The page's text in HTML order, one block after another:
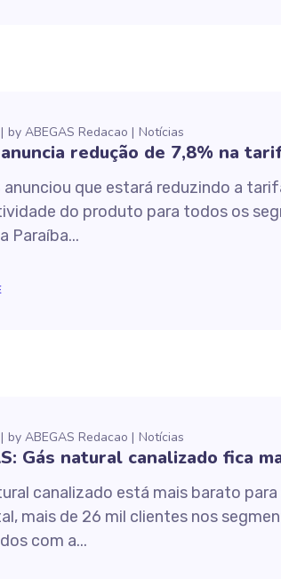
by ABEGAS Redacao Notícias
anuncia redução de 7,8% na
anunciou que estará reduzindo a
do produto para todos os
Paraíba...
by ABEGAS Redacao Notícias
Gás natural canalizado fica
canalizado está mais barato
mais de 26 mil clientes nos
com a...